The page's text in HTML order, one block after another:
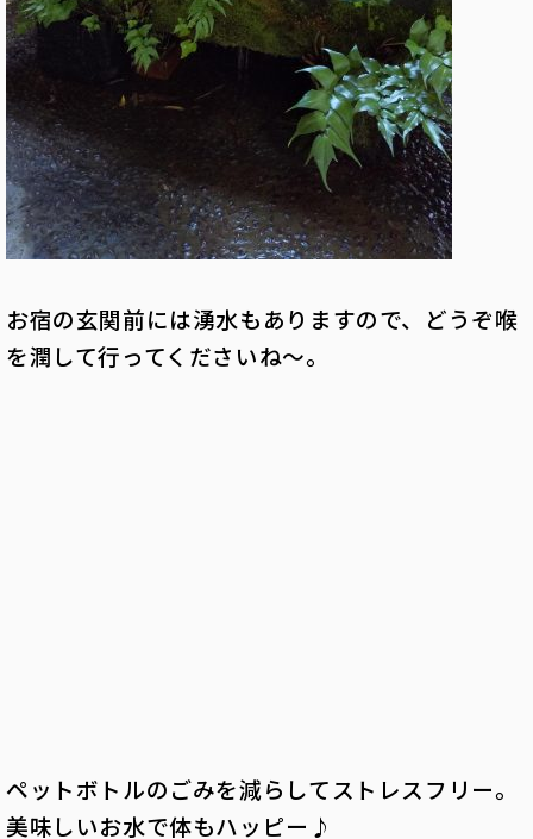
お宿の玄関前には湧水もありますので、どうぞ喉
を潤して行ってくださいね～。
ペットボトルのごみを減らしてストレスフリー。
美味しいお水で体もハッピー♪